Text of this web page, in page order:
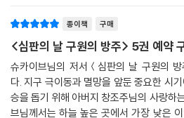
종이책 구매
<심판의 날 구원의 방주> 5권 예약
슈카이브님의 저서＜심판의 날 구원의
다. 지구 극이동과 멸망을 앞둔 중요한 시
승을 돕기 위해 아버지 창조주님의 사랑하
브님께서는 하늘 높은 곳에서 가장 낮은